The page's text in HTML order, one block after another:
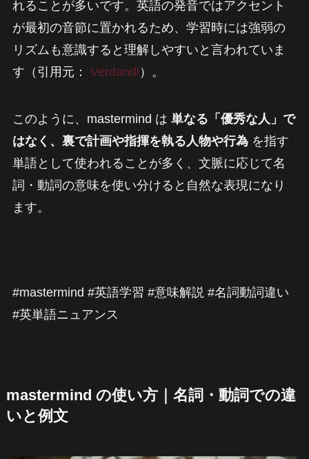
れることが多いです。英語の発音ではアクセント
が最初の音節に置かれるため、学習時には強弱の
リズムも意識すると理解しやすいと言われていま
す（引用元： Verdandi ）。
このように、mastermind は 単なる「優秀な人」で
はなく、裏で計画や指揮を執る人物や行為を指す
単語として使われることが多く、文脈に応じて名
詞・動詞の意味を使い分けると自然な表現になり
ます。
#mastermind #英語学習 #意味解説 #名詞動詞違い
#英単語ニュアンス
mastermind の使い方｜名詞・動詞での違
いと例文